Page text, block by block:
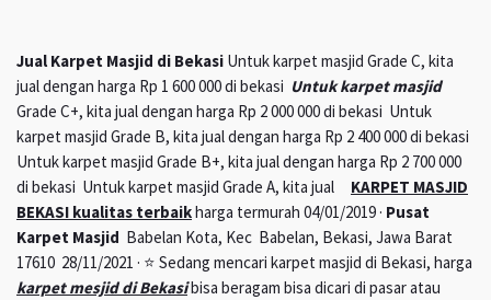
Jual Karpet Masjid di Bekasi Untuk karpet masjid Grade C, kita
jual dengan harga Rp 1 600 000 di bekasi Untuk karpet masjid
Grade C+, kita jual dengan harga Rp 2 000 000 di bekasi Untuk
karpet masjid Grade B, kita jual dengan harga Rp 2 400 000 di bekasi
Untuk karpet masjid Grade B+, kita jual dengan harga Rp 2 700 000
di bekasi Untuk karpet masjid Grade A, kita jual KARPET MASJID
BEKASI kualitas terbaikharga termurah 04/01/2019 · Pusat
Karpet Masjid Babelan Kota, Kec Babelan, Bekasi, Jawa Barat
17610 28/11/2021 · ⭐ Sedang mencari karpet masjid di Bekasi, harga
karpet mesjid di Bekasibisa beragam bisa dicari di pasar atau